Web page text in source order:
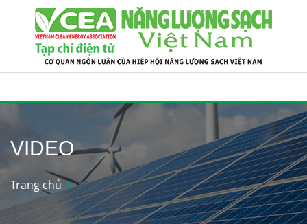
VIDEO
Trang chủ